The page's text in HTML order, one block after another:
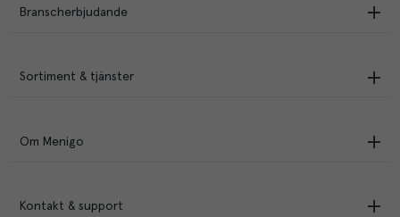
Branscherbjudande
Sortiment & tjänster
Om Menigo
Kontakt & support